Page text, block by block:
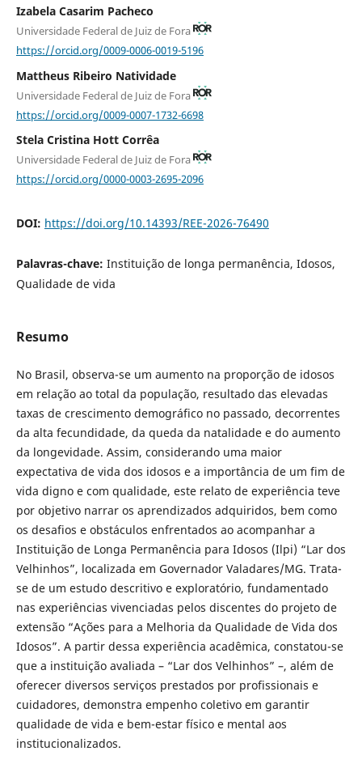
Izabela Casarim Pacheco
Universidade Federal de Juiz de Fora
https://orcid.org/0009-0006-0019-5196
Mattheus Ribeiro Natividade
Universidade Federal de Juiz de Fora
https://orcid.org/0009-0007-1732-6698
Stela Cristina Hott Corrêa
Universidade Federal de Juiz de Fora
https://orcid.org/0000-0003-2695-2096
DOI: https://doi.org/10.14393/REE-2026-76490
Palavras-chave: Instituição de longa permanência, Idosos,
Qualidade de vida
Resumo
No Brasil, observa-se um aumento na proporção de idosos
em relação ao total da população, resultado das elevadas
taxas de crescimento demográfico no passado, decorrentes
da alta fecundidade, da queda da natalidade e do aumento
da longevidade. Assim, considerando uma maior
expectativa de vida dos idosos e a importância de um fim de
vida digno e com qualidade, este relato de experiência teve
por objetivo narrar os aprendizados adquiridos, bem como
os desafios e obstáculos enfrentados ao acompanhar a
Instituição de Longa Permanência para Idosos (Ilpi) “Lar dos
Velhinhos”, localizada em Governador Valadares/MG. Trata-
se de um estudo descritivo e exploratório, fundamentado
nas experiências vivenciadas pelos discentes do projeto de
extensão “Ações para a Melhoria da Qualidade de Vida dos
Idosos”. A partir dessa experiência acadêmica, constatou-se
que a instituição avaliada – “Lar dos Velhinhos” –, além de
oferecer diversos serviços prestados por profissionais e
cuidadores, demonstra empenho coletivo em garantir
qualidade de vida e bem-estar físico e mental aos
institucionalizados.